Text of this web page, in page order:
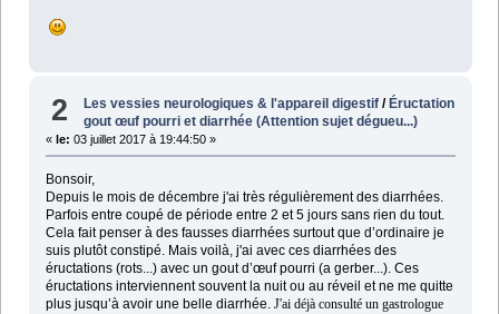
2 Les vessies neurologiques & l'appareil digestif / Éructation
gout œuf pourri et diarrhée (Attention sujet dégueu...)
« le: 03 juillet 2017 à 19:44:50 »
Bonsoir,
Depuis le mois de décembre j'ai très régulièrement des diarrhées.
Parfois entre coupé de période entre 2 et 5 jours sans rien du tout.
Cela fait penser à des fausses diarrhées surtout que d’ordinaire je
suis plutôt constipé. Mais voilà, j'ai avec ces diarrhées des
éructations (rots...) avec un gout d’œuf pourri (a gerber...). Ces
éructations interviennent souvent la nuit ou au réveil et ne me quitte
plus jusqu’à avoir une belle diarrhée.J'ai déjà consulté un gastrologue